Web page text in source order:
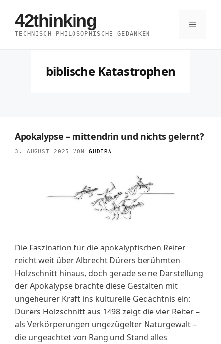
Inhalt
springen
42thinking
TECHNISCH-PHILOSOPHISCHE GEDANKEN
Menü
biblische Katastrophen
Apokalypse – mittendrin und nichts gelernt?
3. AUGUST 2025 VON GUDERA
Die Faszination für die apokalyptischen Reiter
reicht weit über Albrecht Dürers berühmten
Holzschnitt hinaus, doch gerade seine Darstellung
der Apokalypse brachte diese Gestalten mit
ungeheurer Kraft ins kulturelle Gedächtnis ein:
Dürers Holzschnitt aus 1498 zeigt die vier Reiter –
als Verkörperungen ungezügelter Naturgewalt –
die ungeachtet von Rang und Stand alles